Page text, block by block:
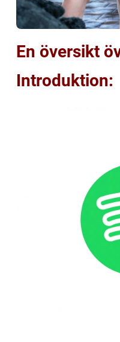
En översikt
Introduktion: